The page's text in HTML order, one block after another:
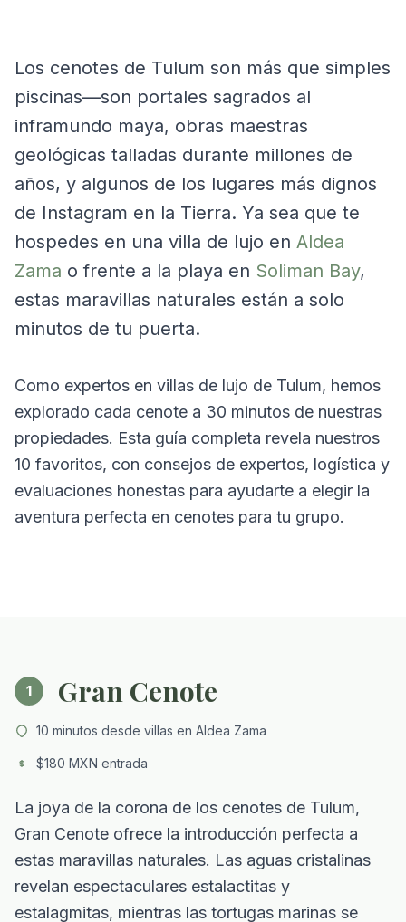
Los cenotes de Tulum son más que simples
piscinas—son portales sagrados al
inframundo maya, obras maestras
geológicas talladas durante millones de
años, y algunos de los lugares más dignos
de Instagram en la Tierra. Ya sea que te
hospedes en una villa de lujo en Aldea
Zama o frente a la playa en Soliman Bay,
estas maravillas naturales están a solo
minutos de tu puerta.
Como expertos en villas de lujo de Tulum, hemos
explorado cada cenote a 30 minutos de nuestras
propiedades. Esta guía completa revela nuestros
10 favoritos, con consejos de expertos, logística y
evaluaciones honestas para ayudarte a elegir la
aventura perfecta en cenotes para tu grupo.
1 Gran Cenote
10 minutos desde villas en Aldea Zama
$180 MXN entrada
La joya de la corona de los cenotes de Tulum,
Gran Cenote ofrece la introducción perfecta a
estas maravillas naturales. Las aguas cristalinas
revelan espectaculares estalactitas y
estalagmitas, mientras las tortugas marinas se